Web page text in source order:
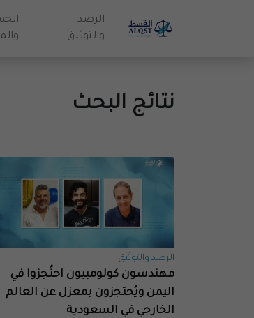
الرصد
والتوثيق
نتائج البحث
الرصد والتوثيق
مهندسون كولومبيون احتُجزوا في
اليمن ويُحتجزون بمعزل عن العالم
الخارجي في السعودية